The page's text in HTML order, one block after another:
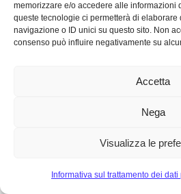
memorizzare e/o accedere alle informazioni
queste tecnologie ci permetterà di elaborare
navigazione o ID unici su questo sito. Non
consenso può influire negativamente su
Accetta
Nega
Visualizza le
Informativa sul trattamento dei
Giovedì 21 maggio 2026, ore 18:00